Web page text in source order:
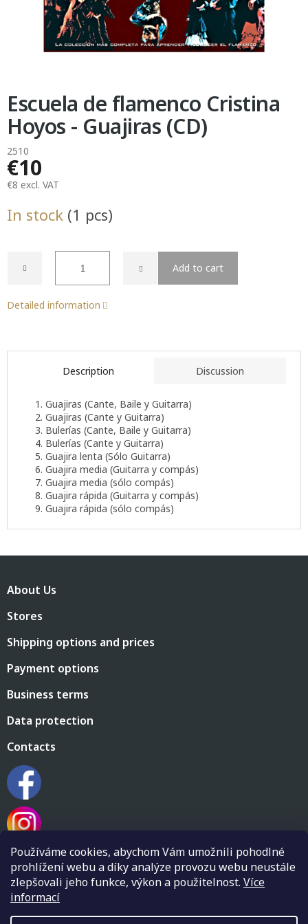
Používáme cookies, abychom Vám umožnili pohodlné
prohlížení webu a díky analýze provozu webu neustále
zlepšovali jeho funkce, výkon a použitelnost. Více
informací
Escuela de flamenco Cristina
Hoyos - Guajiras (CD)
2510
€10
€8 excl. VAT
price:
In stock (1 pcs)
Add to cart
Detailed information
Description Discussion
1. Guajiras (Cante, Baile y Guitarra)
2. Guajiras (Cante y Guitarra)
3. Bulerías (Cante, Baile y Guitarra)
4. Bulerías (Cante y Guitarra)
5. Guajira lenta (Sólo Guitarra)
6. Guajira media (Guitarra y compás)
7. Guajira media (sólo compás)
8. Guajira rápida (Guitarra y compás)
9. Guajira rápida (sólo compás)
F
oAbout Us
Stores
Shipping options and prices
Payment options
Business terms
Data protection
Contacts